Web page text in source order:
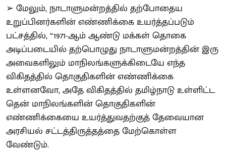
➢ மேலும், நாடாளுமன்றத்தில் தற்போதைய
உறுப்பினர்களின் எண்ணிக்கை உயர்த்தப்படும்
பட்சத்தில், “1971-ஆம் ஆண்டு மக்கள் தொகை
அடிப்படையில் தற்பொழுது நாடாளுமன்றத்தின் இரு
அவைகளிலும் மாநிலங்களுக்கிடையே எந்த
விகிதத்தில் தொகுதிகளின் எண்ணிக்கை
உள்ளனவோ, அதே விகிதத்தில் தமிழ்நாடு உள்ளிட்ட
தென் மாநிலங்களின் தொகுதிகளின்
எண்ணிக்கையை உயர்த்துவதற்குத் தேவையான
அரசியல் சட்டத்திருத்தத்தை மேற்கொள்ள
வேண்டும்.